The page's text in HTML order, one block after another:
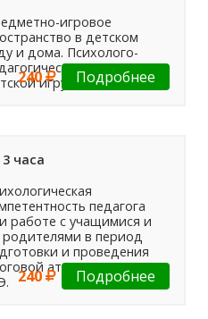
игровое
в детском
и дома. Психолого-
экспертиза
игрушки
240 Подробнее
3 часа
педагога
работе с учащимися и
родителями в период
и проведения
аттестации: ОГЭ,
240 Подробнее